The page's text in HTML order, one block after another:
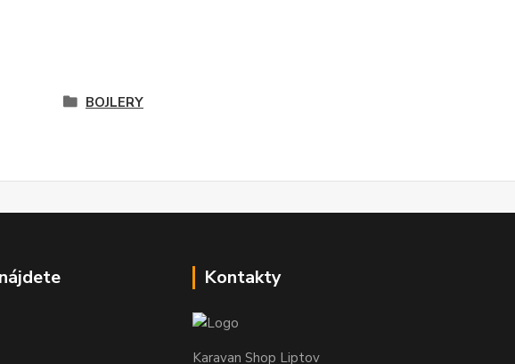
BOJLERY
Kontakty
Karavan Shop Liptov